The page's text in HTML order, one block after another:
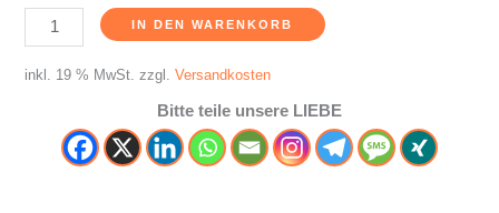
IN DEN WARENKORB
inkl. 19 % MwSt. zzgl.Versandkosten
Bitte teile unsere LIEBE